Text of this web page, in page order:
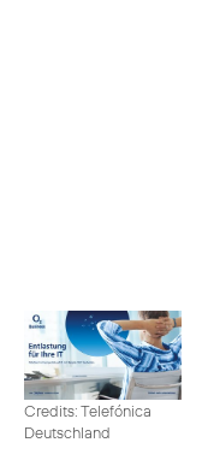
Credits: Telefónica
Deutschland